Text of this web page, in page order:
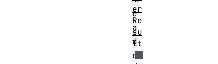
e
a
d
e
er
Re
su
lt